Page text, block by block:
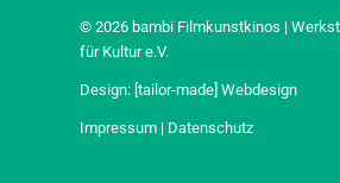
© 2026 bambi Filmkunstkinos |
für Kultur e.V.
Design: [tailor-made] Webdesign
Impressum | Datenschutz